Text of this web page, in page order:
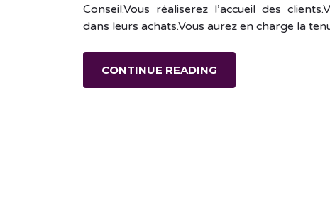
Conseil.Vous réaliserez l’accueil des
dans leurs achats.Vous aurez en charge la
CONTINUE READING